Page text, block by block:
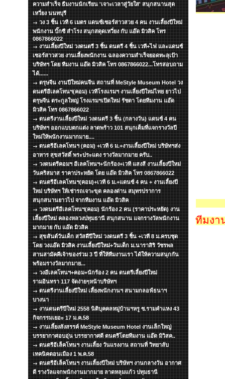
ความสำเร็จ ธีมงานนักเรียน 'เจาะเวลาสู่วัยใส' สนุกสนานสุด
เหวี่ยง นนทบุรี
วง 3 ชิ้น เวที 6 เมตร แดนซ์เซอร์สาวสวย 4 คน งานเลี้ยงปีใหม่
พนักงาน บิ๊กซี สำโรง สนุกสดุดเหวี่ยง กับ แอ๊ด มิวสิค โทร
0867866022
งานเลี้ยงปีใหม่ วงดนตรี 3 ชิ้น ดนตรี 4 ชิ้น เวที+ไฟ และแดนซ์
เซอร์สาวสวย งานเลี้ยงพนักงาน ฉลองความสำเร็จยอดทะลุเป้า
บริษัทฯ โดย ทีมงาน แอ๊ด มิวสิค โทร 0867866022...โทรสอบถาม
ได้......
ตรุษจีน งานปีใหม่คนจีน สถานที่ MeStyle Museum Hotel วง
ดนตรีอีเลคโทนฯ(คอม) เวทีโรงแรมฯ งานเลี้ยงปีใหม่ไทย ยาวไป
ตรุษจีน ตระกูลใหญ่ โรงแรมฯเปิดใหม่ รัชดา โดยทีมงาน แอ๊ด
มิวสิค โทร 0867866022
ดนตรีงานเลี้ยงปีใหม่ วงดนตรี 3 ชิ้น (กลางวัน) แดนซ์ 4 คน
บริษัทฯ ออกแบบตกแต่ง ลาดพร้าว 101 สนุกเต็มที่แจกรางวัลปี
ใหม่ให้พนักงานมากมาย....
ดนตรีอีเลคโทนฯ (คอม) +เวที 6 ม.+งานเลี้ยงปีใหม่ บริษัทฯส่ง
อาหาร สุขสวัสดิ์ พระประแดง รางวัลมากมาย ครับ..
วงดนตรีคอมฯ อีเลคโทนฯ+นักร้อง+เวที แสงสี งานเลี้ยงปีใหม่
วันคริสมาส ราคาประหยัด โดย แอ๊ด มิวสิค โทร 0867866022
ดนตรีอีเลคโทนฯ(คอม)+เวที 6 ม.+แดนซ์ 4 คน + งานเลี้ยงปี
ใหม่ บริษัทฯ ให้เช่ารถเจาะขุด คลองด่าน สมุทรปราการ
สนุกสนานยาวไป จากทีมงาน แอ๊ด มิวสิค
วงดนตรีอีเลคโทนฯ(คอม) นักร้อง 2 คน (ราคาประหยัด) งาน
เลี้ยงปีใหม่ คลองหลวงปทุมธานี สนุกสนาน แจกรางวัลพนักงาน
มากมาย กับ แอ๊ด มิวสิค
สุขสันต์วันเด็ก สวัสดีปีใหม่ วงดนตรี 3 ชิ้น +เวที 8 ม.ครบชุด
โดย วงแอ๊ด มิวสิค งานเลี้ยงปีใหม่+วันเด็ก ม.นาราสิริ วัชรพล
สานสามัคคีเจ้าของร่วม 3 ปี ที่ให้ทีมงานเรา ได้ให้ความสนุกกัน
พร้อมรางวัลมากมาย...
วงอีเลคโทนฯ+คอม+นักร้อง 2 คน ดนตรีเลี้ยงปีใหม่
รามอินทรา 117 จัดง่ายๆหน้าบริษัทฯ
ดนตรีงานเลี้ยงปีใหม่ เลี้ยงพนักงานฯ สนามกลอฟ์ธนาฯ
บางนา
งานดนตรีปีใหม่ 2558 นิติบุคคลหมู่บ้านฯหรู ซ.รามคำแหง 43
กิจกรรมเยอะ 17 ม.ค.58
งานเลี้ยงสังสรรค์ MeStyle Museum Hotel งานเล็กใหญ่
บรรยากาศอบอุ่น บรรยากาศดี ดนตรีโดยทีมงาน แอ๊ด มิวิสค..
ดนตรีอีเล็คโทนฯ งานเลี้ยง วันแรงงาน สถานที่ วิทยาลับ
เทคนิคดอนเมือง 1 พ.ค.58
ดนตรีอีเล็คโทนฯ งานเลี้ยงปีใหม่ บริษัทฯ งานกลางวัน อากาศ
ดี รางวัลแจกพนักงานมากมาย ลาดหลุมแก้ว ปทุมธานี
ทีมงา